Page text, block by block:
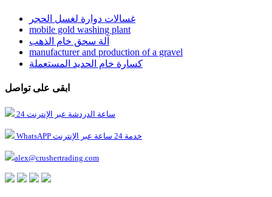
غسالات دوارة لغسل الحجر
mobile gold washing plant
آلة سحق خام الذهب
manufacturer and production of a gravel
كسارة خام الحديد المستعملة
ابقى على تواصل
24 ساعة الدردشة عبر الإنترنت
WhatsAPP خدمة 24 ساعة عبر الإنترنت
alex@crushertrading.com